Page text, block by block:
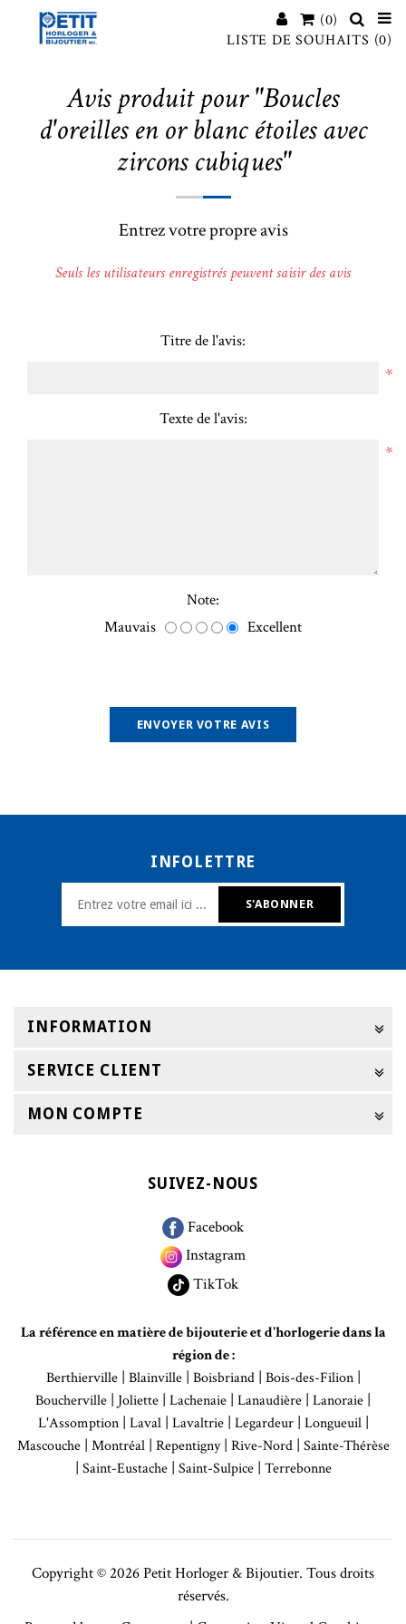
(0)
LISTE DE SOUHAITS (0)
Avis produit pour Boucles
d'oreilles en or blanc étoiles avec
zircons cubiques
Entrez votre propre avis
Seuls les utilisateurs enregistrés peuvent saisir des avis
Titre de l'avis:
*
Texte de l'avis:
*
Note:
Mauvais
Excellent
INFOLETTRE
INFORMATION
SERVICE CLIENT
MON COMPTE
SUIVEZ-NOUS
Facebook
Instagram
TikTok
La référence en matière de bijouterie et d'horlogerie dans la
région de :
Berthierville| Blainville| Boisbriand| Bois-des-Filion|
Boucherville | Joliette | Lachenaie | Lanaudière | Lanoraie |
L'Assomption| Laval| Lavaltrie| Legardeur| Longueuil|
Mascouche| Montréal| Repentigny| Rive-Nord| Sainte-Thérèse
| Saint-Eustache| Saint-Sulpice| Terrebonne
Copyright © 2026 Petit Horloger & Bijoutier. Tous droits
réservés.